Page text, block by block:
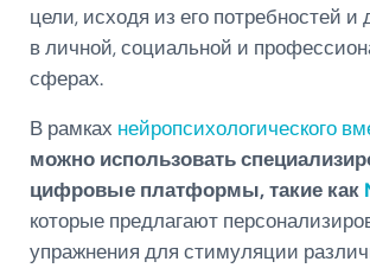
цели, исходя из его потребностей и
в личной, социальной и
сферах.
В рамках нейропсихологического
можно использовать
цифровые платформы, такие как
которые предлагают
упражнения для стимуляции